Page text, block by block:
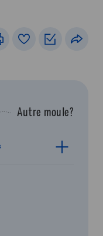
ImprimerLivre de recettes
Listes de
Autre moule?